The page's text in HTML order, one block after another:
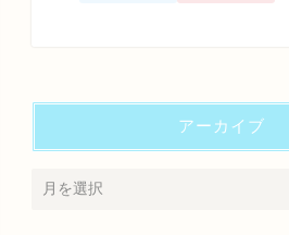
アーカイブ